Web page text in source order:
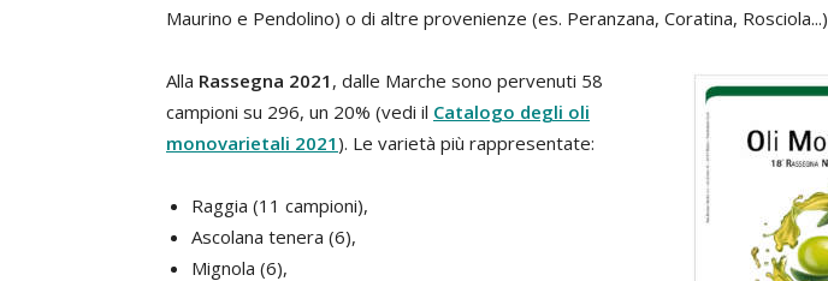
Maurino e Pendolino) o di altre provenienze (es. Peranzana, Coratina, Rosciola...)
Alla Rassegna 2021 , dalle Marche sono pervenuti 58
campioni su 296, un 20% (vedi il Catalogo degli oli
monovarietali 2021). Le varietà più rappresentate:
Raggia (11 campioni),
Ascolana tenera (6),
Mignola (6),